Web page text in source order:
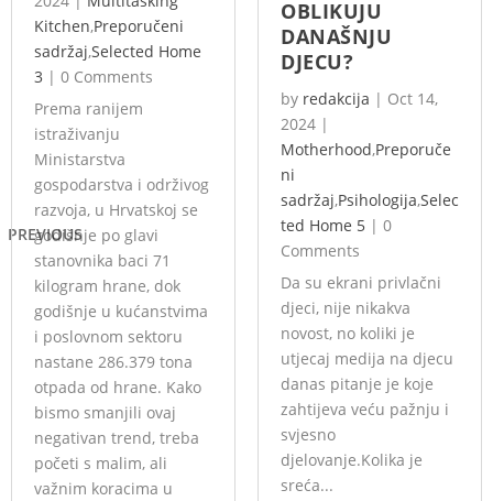
PREVIOUS
Kitchen,Preporučeni
sadržaj,Selected Home
3 | 0 Comments
Prema ranijem
istraživanju
Ministarstva
gospodarstva i održivog
razvoja, u Hrvatskoj se
godišnje po glavi
stanovnika baci 71
kilogram hrane, dok
godišnje u kućanstvima
i poslovnom sektoru
nastane 286.379 tona
otpada od hrane. Kako
bismo smanjili ovaj
negativan trend, treba
početi s malim, ali
važnim koracima u
OBLIKUJU
DANAŠNJU
DJECU?
by redakcija | Oct 14,
2024 |
Motherhood,Preporuče
ni
sadržaj,Psihologija,Selec
ted Home 5 | 0
Comments
Da su ekrani privlačni
djeci, nije nikakva
novost, no koliki je
utjecaj medija na djecu
danas pitanje je koje
zahtijeva veću pažnju i
svjesno
djelovanje.Kolika je
sreća...